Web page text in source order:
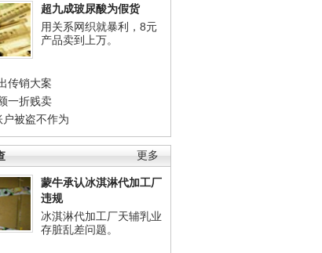
超九成玻尿酸为假货
用关系网织就暴利，8元
产品卖到上万。
传销大案
一折贱卖
被盗不作为
更多
蒙牛承认冰淇淋代加工厂
违规
冰淇淋代加工厂天辅乳业
存脏乱差问题。